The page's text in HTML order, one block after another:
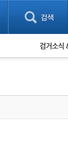
검거 소식